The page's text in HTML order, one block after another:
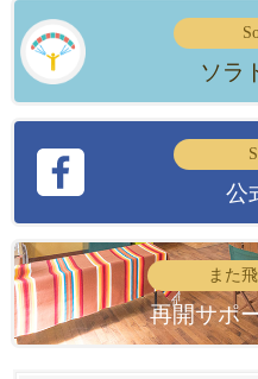
ソラ
公
また
再開サポ